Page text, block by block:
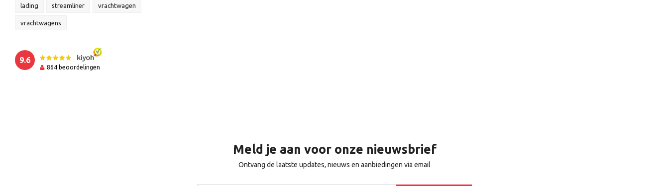
lading streamliner vrachtwagen
vrachtwagens
9.6
864 beoordelingen
Meld je aan voor onze nieuwsbrief
Ontvang de laatste updates, nieuws en aanbiedingen via email